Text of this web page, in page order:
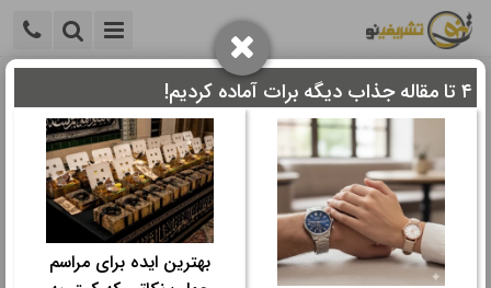
خانه >سایر>سایر مقالات>
10 اشتباه رایج در انتخاب تالار
عروسی که نباید مرتکب شوید!✅
10 اشتباه رایج در انتخاب تالار عروسی که
نباید مرتکب شوید!✅
زمان مورد نیاز برای مطالعه:
۴ تا مقاله جذاب دیگه برات آماده کردیم!
بهترین ایده برای مراسم